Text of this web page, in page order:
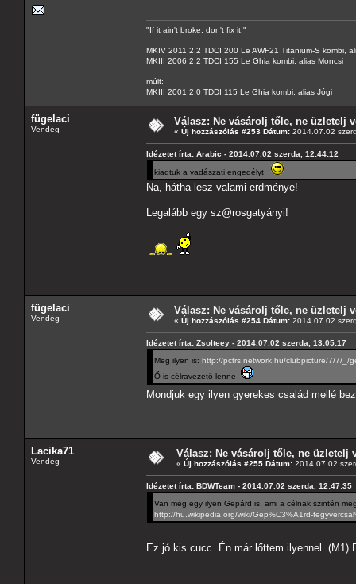
"If it ain't broke, don't fix it."
MKIV 2011 2.2 TDCI 200 Le AWF21 Titanium-S kombi,
MKIII 2006 2.2 TDCI 155 Le Ghia kombi, alias Moncsi
múlt:
MKIII 2001 2.0 TDDI 115 Le Ghia kombi, alias Jógi
fügelaci
Vendég
Válasz: Ne vásárolj tőle, ne üzletelj
« Új hozzászólás #253 Dátum: 2014.07.02
Idézetet írta: Arabic - 2014.07.02 szerda, 12:44:12
kiadtuk a vadászati engedélyt
Na, hátha lesz valami erdménye!
Legalább egy sz@rosgatyányi!
fügelaci
Vendég
Válasz: Ne vásárolj tőle, ne üzletelj
« Új hozzászólás #254 Dátum: 2014.07.02
Idézetet írta: Zsolteey - 2014.07.02 szerda, 13:05:17
Meg ilyen is: http://pctrs.network.hu/clubpicture/7/7/_/
Ő is célravezető lenne
Mondjuk egy ilyen gyerekes család mellé
Lacika71
Vendég
Válasz: Ne vásárolj tőle, ne üzletelj
« Új hozzászólás #255 Dátum: 2014.07.02
Idézetet írta: BDWTeam - 2014.07.02 szerda, 12:47:35
Van még egy ilyen Gepárd is, ami a célnak szintén
http://hu.wikipedia.org/wiki/Gep%C3%A1rd-
Ez jó kis cucc. Én már lőttem ilyennel.